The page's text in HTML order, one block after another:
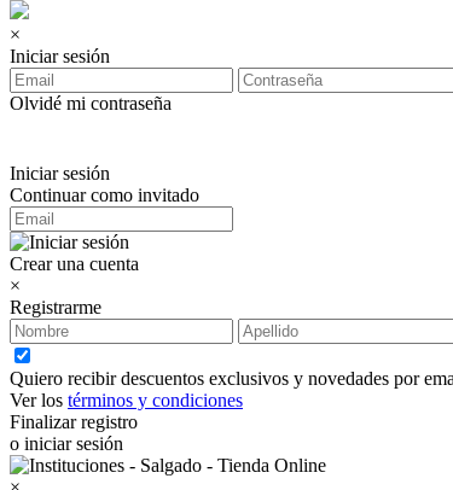
×
Iniciar sesión
Olvidé mi contraseña
Iniciar sesión
Continuar como invitado
Crear una cuenta
×
Registrarme
Quiero recibir descuentos exclusivos y novedades por
Ver los términos y condiciones
Finalizar registro
o iniciar sesión